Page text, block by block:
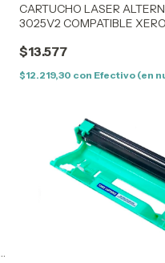
CARTUCHO LASER
3025V2 COMPATIBLE
$13.577
$12.219,30 con Efectivo (en